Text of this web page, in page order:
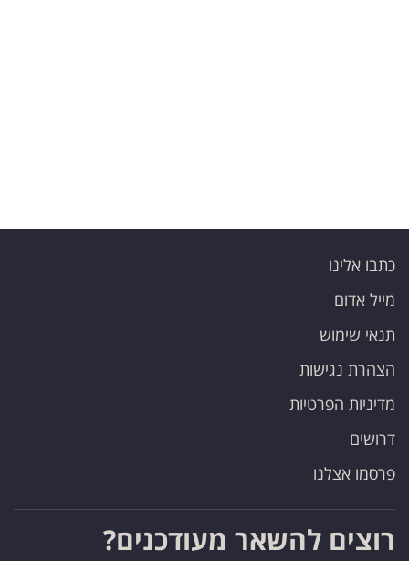
כתבו אלינו
מייל אדום
תנאי שימוש
הצהרת נגישות
מדיניות הפרטיות
דרושים
פרסמו אצלנו
רוצים להשאר מעודכנים?